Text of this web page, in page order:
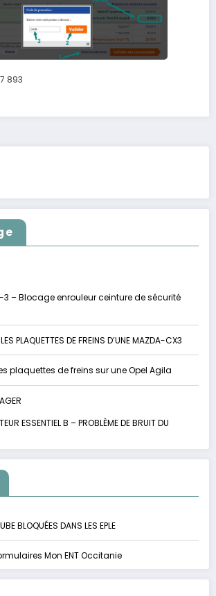
7 893
3 – Blocage enrouleur ceinture de sécurité
PLAQUETTES DE FREINS D’UNE MAZDA-CX3
plaquettes de freins sur une Opel Agila
ESSENTIEL B – PROBLÈME DE BRUIT DU
BLOQUÉES DANS LES EPLE
Mon ENT Occitanie